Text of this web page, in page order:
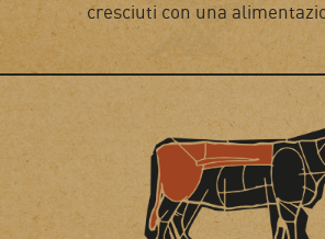
cresciuti con una